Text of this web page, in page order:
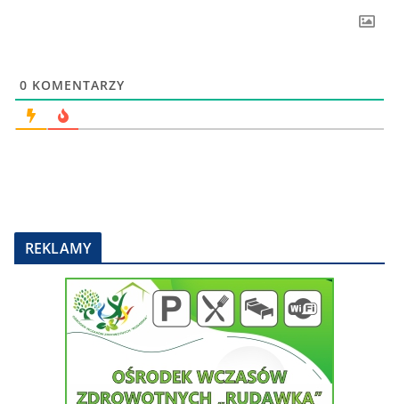
0 KOMENTARZY
REKLAMY